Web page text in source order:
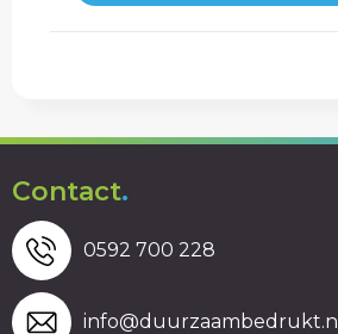
Contact.
0592 700 228
info@duurzaambedrukt.nl